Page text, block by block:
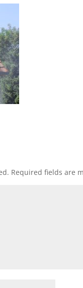
Required fields are